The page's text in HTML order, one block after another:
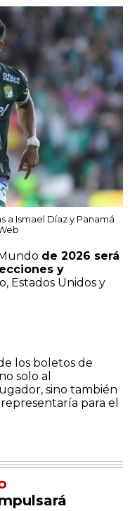
a Ismael Díaz y Panamá
de 2026 será
y
Estados Unidos y
los boletos de
solo al
sino también
para el